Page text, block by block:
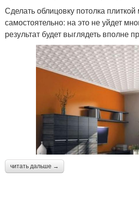
Сделать облицовку потолка
самостоятельно: на это не уйдет
результат будет выглядеть вполне
читать дальше →